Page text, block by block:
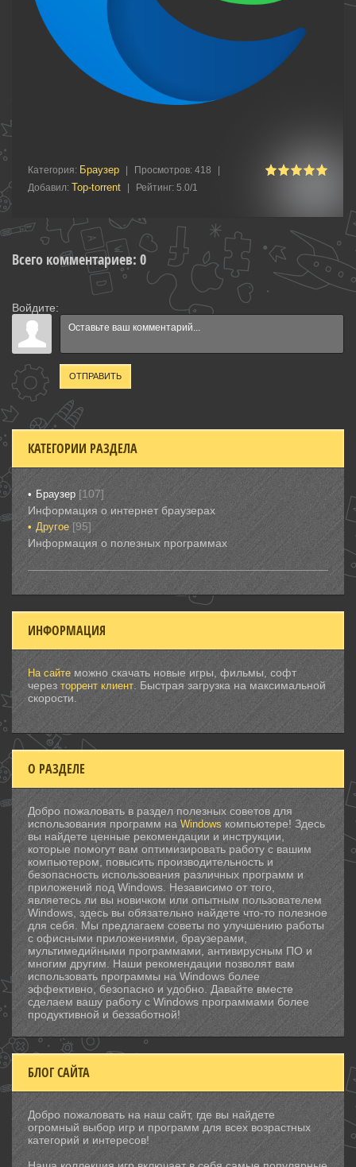
Категория: Браузер Просмотров: 418
Добавил: Top-torrent Рейтинг: 5.0/1
Всего комментариев: 0
Войдите:
ОТПРАВИТЬ
КАТЕГОРИИ РАЗДЕЛА
Браузер [107]
Информация о интернет браузерах
Другое [95]
Информация о полезных программах
ИНФОРМАЦИЯ
На сайте можно скачать новые игры, фильмы, софт
через торрент клиент . Быстрая загрузка на максимальной
скорости.
О РАЗДЕЛЕ
Добро пожаловать в раздел полезных советов для
использования программ на Windows компьютере! Здесь
вы найдете ценные рекомендации и инструкции,
которые помогут вам оптимизировать работу с вашим
компьютером, повысить производительность и
безопасность использования различных программ и
приложений под Windows. Независимо от того,
являетесь ли вы новичком или опытным пользователем
Windows, здесь вы обязательно найдете что-то полезное
для себя. Мы предлагаем советы по улучшению работы
с офисными приложениями, браузерами,
мультимедийными программами, антивирусным ПО и
многим другим. Наши рекомендации позволят вам
использовать программы на Windows более
эффективно, безопасно и удобно. Давайте вместе
сделаем вашу работу с Windows программами более
продуктивной и беззаботной!
БЛОГ САЙТА
Добро пожаловать на наш сайт, где вы найдете
огромный выбор игр и программ для всех возрастных
категорий и интересов!